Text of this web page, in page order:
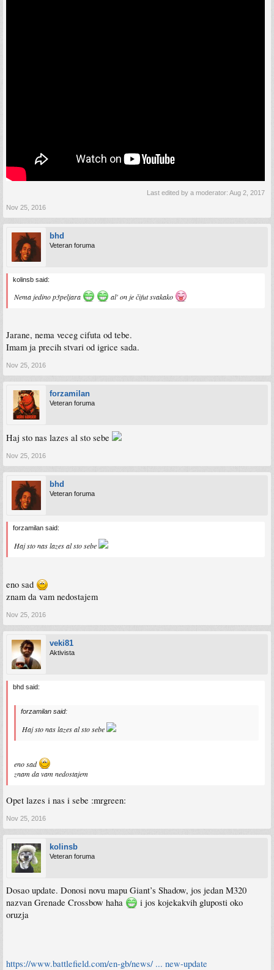
Last edited by a moderator: Aug 2, 2017
Nov 25, 2016
bhd
Veteran foruma
kolinsb said:
Nema jedino p3peljara al' on je čifut svakako
Jarane, nema veceg cifuta od tebe.
Imam ja precih stvari od igrice sada.
Nov 25, 2016
forzamilan
Veteran foruma
Haj sto nas lazes al sto sebe
Nov 25, 2016
bhd
Veteran foruma
forzamilan said:
Haj sto nas lazes al sto sebe
eno sad
znam da vam nedostajem
Nov 25, 2016
veki81
Aktivista
bhd said:
forzamilan said:
Haj sto nas lazes al sto sebe
eno sad
znam da vam nedostajem
Opet lazes i nas i sebe :mrgreen:
Nov 25, 2016
kolinsb
Veteran foruma
Dosao update. Donosi novu mapu Giant’s Shadow, jos jedan M320
nazvan Grenade Crossbow haha
i jos kojekakvih gluposti oko
oruzja
https://www.battlefield.com/en-gb/news/ ... new-update